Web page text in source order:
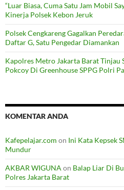
“Luar Biasa, Cuma Satu Jam Mobil
Kinerja Polsek Kebon Jeruk
Polsek Cengkareng Gagalkan
Daftar G, Satu Pengedar Diamankan
Kapolres Metro Jakarta Barat Tinjau
Pokcoy Di Greenhouse SPPG Polri
KOMENTAR ANDA
Kafepelajar.com on Ini Kata Kepsek
Mundur
AKBAR WIGUNA on Balap Liar Di
Polres Jakarta Barat